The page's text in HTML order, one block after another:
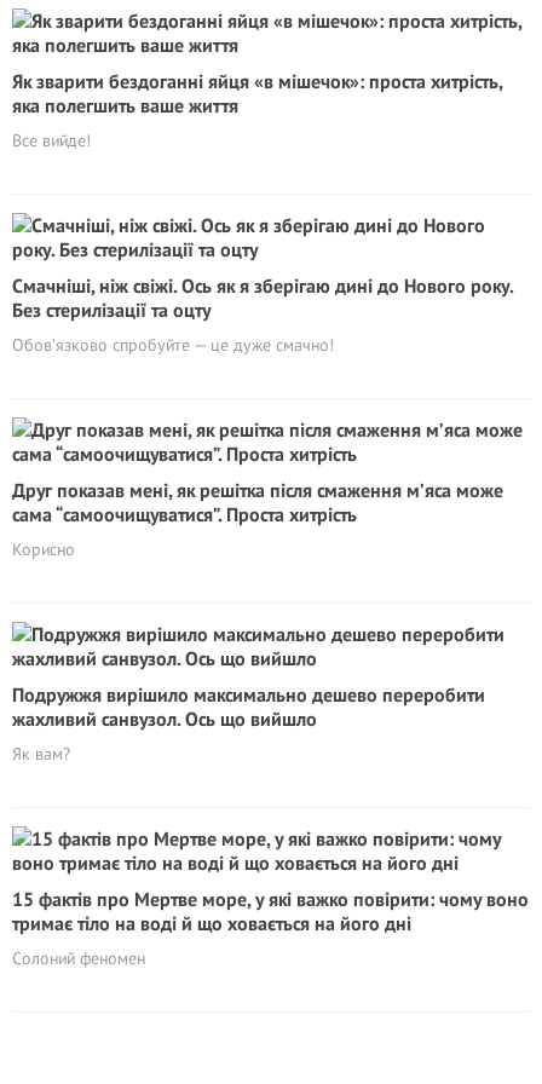
Як зварити бездоганні яйця «в мішечок»: проста хитрість,
яка полегшить ваше життя
Все вийде!
Смачніші, ніж свіжі. Ось як я зберігаю дині до Нового року.
Без стерилізації та оцту
Обов’язково спробуйте — це дуже смачно!
Друг показав мені, як решітка після смаження м’яса може
сама “самоочищуватися”. Проста хитрість
Корисно
Подружжя вирішило максимально дешево переробити
жахливий санвузол. Ось що вийшло
Як вам?
15 фактів про Мертве море, у які важко повірити: чому воно
тримає тіло на воді й що ховається на його дні
Солоний феномен